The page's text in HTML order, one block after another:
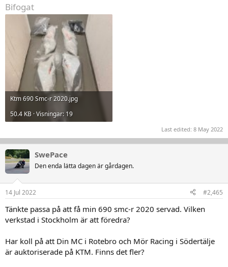
Bifogat
Ktm 690 Smc-r 2020.jpg
50.4 KB · Visningar: 19
Last edited: 8 May 2022
SwePace
Den enda lätta dagen är gårdagen.
14 Jul 2022 #2,465
Tänkte passa på att få min 690 smc-r 2020 servad. Vilken
verkstad i Stockholm är att föredra?
Har koll på att Din MC i Rotebro och Mör Racing i Södertälje
är auktoriserade på KTM. Finns det fler?